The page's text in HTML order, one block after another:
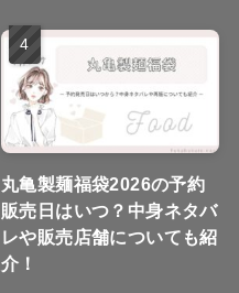
丸亀製麺福袋2026の予約
販売日はいつ？中身ネタバ
レや販売店舗についても紹
介！